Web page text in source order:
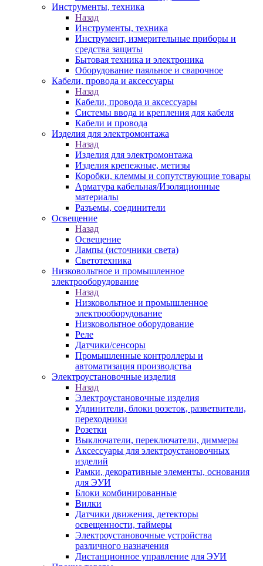
Инструменты, техника
Назад
Инструменты, техника
Инструмент, измерительные приборы и
средства защиты
Бытовая техника и электроника
Оборудование паяльное и сварочное
Кабели, провода и аксессуары
Назад
Кабели, провода и аксессуары
Системы ввода и крепления для кабеля
Кабели и провода
Изделия для электромонтажа
Назад
Изделия для электромонтажа
Изделия крепежные, метизы
Коробки, клеммы и сопутствующие товары
Арматура кабельная/Изоляционные
материалы
Разъемы, соединители
Освещение
Назад
Освещение
Лампы (источники света)
Светотехника
Низковольтное и промышленное
электрооборудование
Назад
Низковольтное и промышленное
электрооборудование
Низковольтное оборудование
Реле
Датчики/сенсоры
Промышленные контроллеры и
автоматизация производства
Электроустановочные изделия
Назад
Электроустановочные изделия
Удлинители, блоки розеток, разветвители,
переходники
Розетки
Выключатели, переключатели, диммеры
Аксессуары для электроустановочных
изделий
Рамки, декоративные элементы, основания
для ЭУИ
Блоки комбинированные
Вилки
Датчики движения, детекторы
освещенности, таймеры
Электроустановочные устройства
различного назначения
Дистанционное управление для ЭУИ